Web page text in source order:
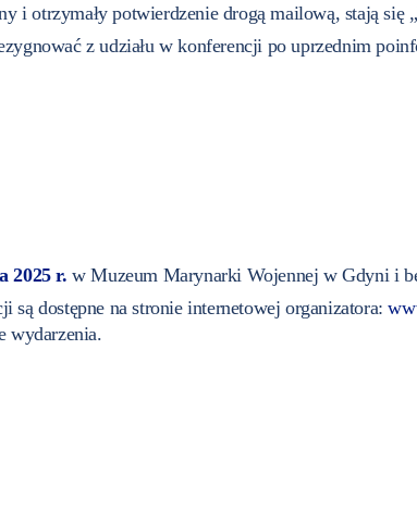
i otrzymały potwierdzenie drogą mailową, stają się
z udziału w konferencji po uprzednim
2025 r. w Muzeum Marynarki Wojennej w Gdyni i
są dostępne na stronie internetowej organizatora:
wydarzenia.